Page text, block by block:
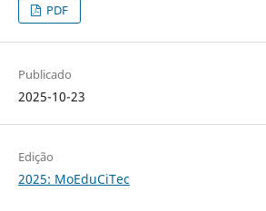
PDF
Publicado
2025-10-23
Edição
2025: MoEduCiTec